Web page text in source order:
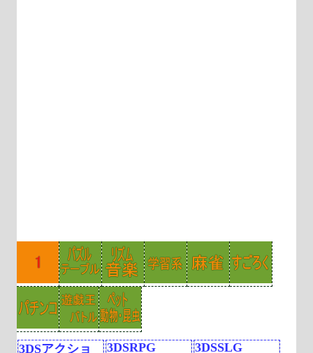
3DSアクショ 3DSRPG 3DSSLG